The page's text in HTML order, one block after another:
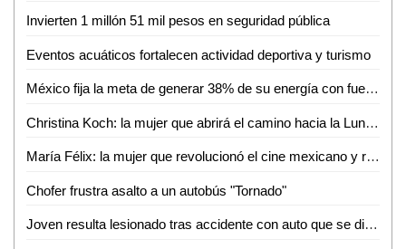
Invierten 1 millón 51 mil pesos en seguridad pública
Eventos acuáticos fortalecen actividad deportiva y turismo
México fija la meta de generar 38% de su energía con fuentes renovables: SENER
Christina Koch: la mujer que abrirá el camino hacia la Luna con Artemis II
María Félix: la mujer que revolucionó el cine mexicano y redefinió el papel femenino en la pantalla
Chofer frustra asalto a un autobús "Tornado"
Joven resulta lesionado tras accidente con auto que se dio a la fuga en Valles